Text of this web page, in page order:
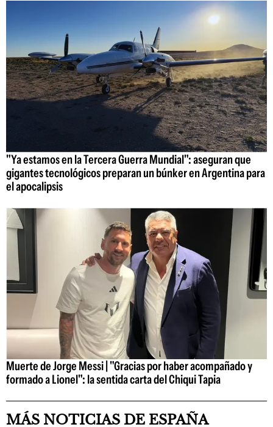
"Ya estamos en la Tercera Guerra Mundial": aseguran que
gigantes tecnológicos preparan un búnker en Argentina para
el apocalipsis
Muerte de Jorge Messi | "Gracias por haber acompañado y
formado a Lionel": la sentida carta del Chiqui Tapia
MÁS NOTICIAS DE ESPAÑA